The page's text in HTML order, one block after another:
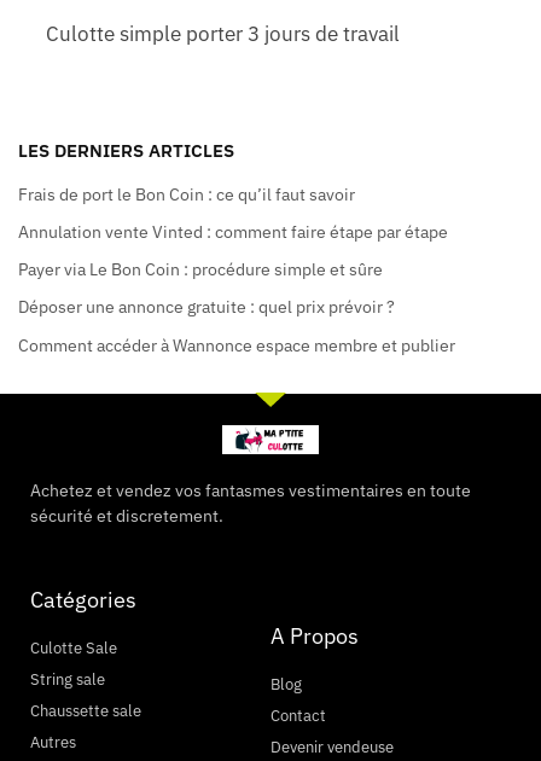
Culotte simple porter 3 jours de travail
LES DERNIERS ARTICLES
Frais de port le Bon Coin : ce qu’il faut savoir
Annulation vente Vinted : comment faire étape par étape
Payer via Le Bon Coin : procédure simple et sûre
Déposer une annonce gratuite : quel prix prévoir ?
Comment accéder à Wannonce espace membre et publier
Achetez et vendez vos fantasmes vestimentaires en toute
sécurité et discretement.
Catégories
Culotte Sale
String sale
Chaussette sale
Autres
A Propos
Blog
Contact
Devenir vendeuse